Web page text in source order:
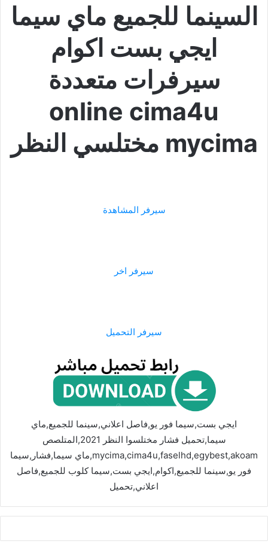
السينما للجميع ماي سيما
ايجي بست اكوام
سيرفرات متعددة
online cima4u
mycima مختلسي النظر
سيرفر المشاهدة
سيرفر اخر
سيرفر التحميل
ايجي بست,سيما فور يو,فاصل اعلاني,سينما للجميع,ماي
سيما,تحميل فشار مختلسوا النظر 2021,المتلصص
mycima,cima4u,faselhd,egybest,akoam,ماي سيما,فشار,سيما
فور يو,سينما للجميع,اكوام,ايجي بست,سيما كلوب للجميع,فاصل
اعلاني,تحميل